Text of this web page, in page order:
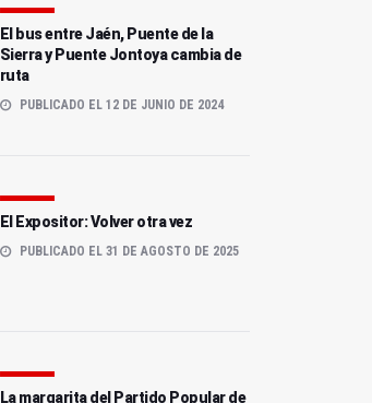
El bus entre Jaén, Puente de la
Sierra y Puente Jontoya cambia de
ruta
PUBLICADO EL 12 DE JUNIO DE 2024
El Expositor: Volver otra vez
PUBLICADO EL 31 DE AGOSTO DE 2025
La margarita del Partido Popular de